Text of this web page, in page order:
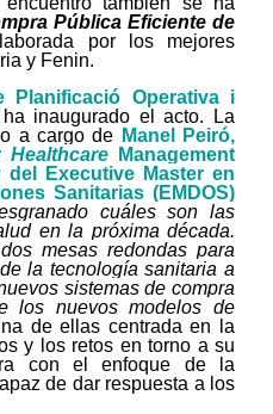
Pública Eficiente de
por los mejores
y Fenin.
Planificació Operativa i
inaugurado el acto. La
a cargo de Manel Peiró,
Healthcare Management
Executive Master en
Sanitarias (EMDOS)
cuáles son las
en la próxima década.
mesas redondas para
la tecnología sanitaria a
sistemas de compra
los nuevos modelos de
de ellas centrada en la
y los retos en torno a su
con el enfoque de la
de dar respuesta a los